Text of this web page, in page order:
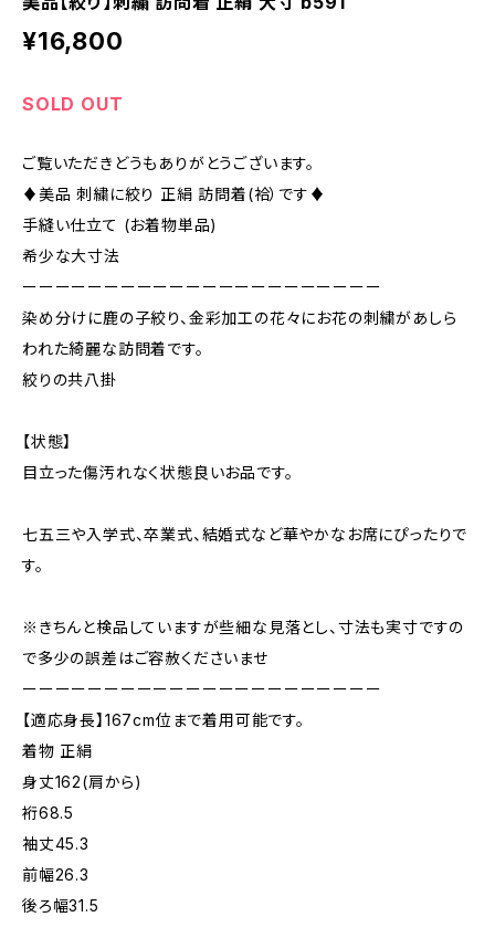
¥16,800
SOLD OUT
ご覧いただきどうもありがとうございます。
♦︎美品 刺繍に絞り 正絹 訪問着(袷）です♦︎
手縫い仕立て (お着物単品)
希少な大寸法
ーーーーーーーーーーーーーーーーーーーーーー
染め分けに鹿の子絞り、金彩加工の花々にお花の刺繍があしら
われた綺麗な訪問着です。
絞りの共八掛
【状態】
目立った傷汚れなく状態良いお品です。
七五三や入学式、卒業式、結婚式など華やかなお席にぴったりで
す。
※きちんと検品していますが些細な見落とし、寸法も実寸ですの
で多少の誤差はご容赦くださいませ
ーーーーーーーーーーーーーーーーーーーーーー
【適応身長】167cm位まで着用可能です。
着物 正絹
身丈162(肩から)
裄68.5
袖丈45.3
前幅26.3
後ろ幅31.5